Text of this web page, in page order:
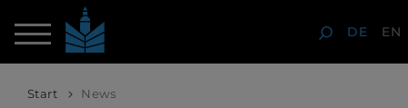
DE EN
Start News